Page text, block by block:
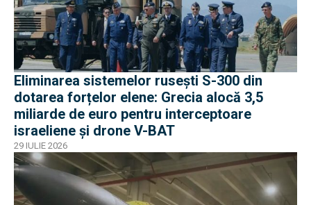
Eliminarea sistemelor rusești S-300 din
dotarea forțelor elene: Grecia alocă 3,5
miliarde de euro pentru interceptoare
israeliene și drone V-BAT
29 IULIE 2026